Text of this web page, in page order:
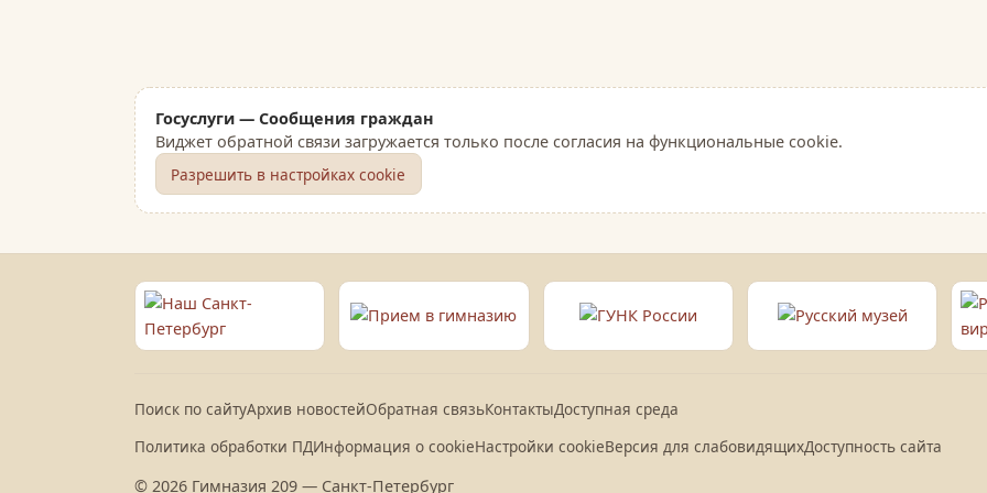
Госуслуги — Сообщения граждан
Виджет обратной связи загружается только после согласия на функциональные cookie.
Разрешить в настройках cookie
Поиск по сайтуАрхив новостейОбратная связьКонтактыДоступная среда
Политика обработки ПДИнформация о cookieНастройки cookieВерсия для слабовидящихДоступность сайта
© 2026 Гимназия 209 — Санкт-Петербург